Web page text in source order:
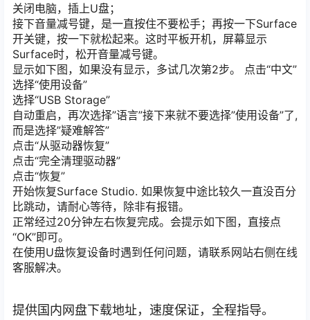
关闭电脑，插上U盘；
接下音量减号键，是一直按住不要松手；再按一下Surface
开关键，按一下就松起来。这时平板开机，屏幕显示
Surface时，松开音量减号键。
显示如下图，如果没有显示，多试几次第2步。 点击“中文”
选择“使用设备”
选择“USB Storage”
自动重启，再次选择”语言”接下来就不要选择”使用设备”了,
而是选择”疑难解答”
点击“从驱动器恢复”
点击“完全清理驱动器”
点击“恢复”
开始恢复Surface Studio. 如果恢复中途比较久一直没百分
比跳动，请耐心等待，除非有报错。
正常经过20分钟左右恢复完成。会提示如下图，直接点
“OK”即可。
在使用U盘恢复设备时遇到任何问题，请联系网站右侧在线
客服解决。
提供国内网盘下载地址，速度保证，全程指导。